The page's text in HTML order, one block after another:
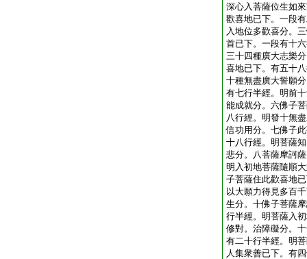
深心入菩薩位生如
歡喜地已下。一段
入地位多歡喜分。
首已下。一段有十
三十四種廣大志樂
喜地已下。有五十
十種無盡廣大誓願
有七行半經。明前
能成就分。六佛子
八行經。明發十無
信功用分。七佛子
十八行經。明菩薩
悲分。八菩薩摩訶
明入初地菩薩隨順
子菩薩住此歡喜地
以大願力得見多百
生分。十佛子菩薩
行半經。明菩薩入
修對。治障礙分。
有二十行半經。明
人集衆善已下。有